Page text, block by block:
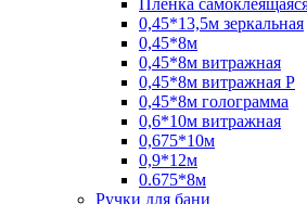
Пленка
0,45*13,5м зеркальная
0,45*8м
0,45*8м витражная
0,45*8м витражная Р
0,45*8м голограмма
0,6*10м витражная
0,675*10м
0,9*12м
0.675*8м
Ручки для бани